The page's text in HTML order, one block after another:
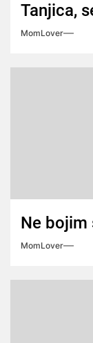
Tanjica,
MomLover
Ne bojim
MomLover